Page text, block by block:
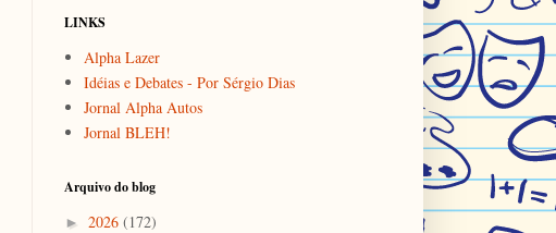
LINKS
Alpha Lazer
Idéias e Debates - Por Sérgio Dias
Jornal Alpha Autos
Jornal BLEH!
Arquivo do blog
► 2026 (172)